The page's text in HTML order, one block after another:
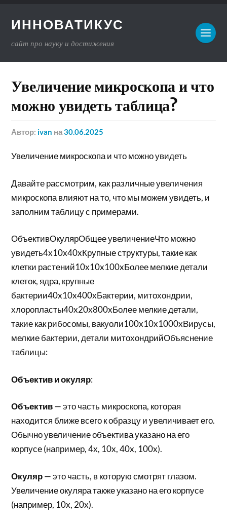
ИННОВАТИКУС
сайт про науку и достижения
Увеличение микроскопа и что
можно увидеть таблица?
Автор: ivan на30.06.2025
Увеличение микроскопа и что можно увидеть
Давайте рассмотрим, как различные увеличения
микроскопа влияют на то, что мы можем увидеть, и
заполним таблицу с примерами.
ОбъективОкулярОбщее увеличениеЧто можно
увидеть4x10x40xКрупные структуры, такие как
клетки растений10x10x100xБолее мелкие детали
клеток, ядра, крупные
бактерии40x10x400xБактерии, митохондрии,
хлоропласты40x20x800xБолее мелкие детали,
такие как рибосомы, вакуоли100x10x1000xВирусы,
мелкие бактерии, детали митохондрийОбъяснение
таблицы:
Объектив и окуляр:
Объектив— это часть микроскопа, которая
находится ближе всего к образцу и увеличивает его.
Обычно увеличение объектива указано на его
корпусе (например, 4x, 10x, 40x, 100x).
Окуляр— это часть, в которую смотрят глазом.
Увеличение окуляра также указано на его корпусе
(например, 10x, 20x).